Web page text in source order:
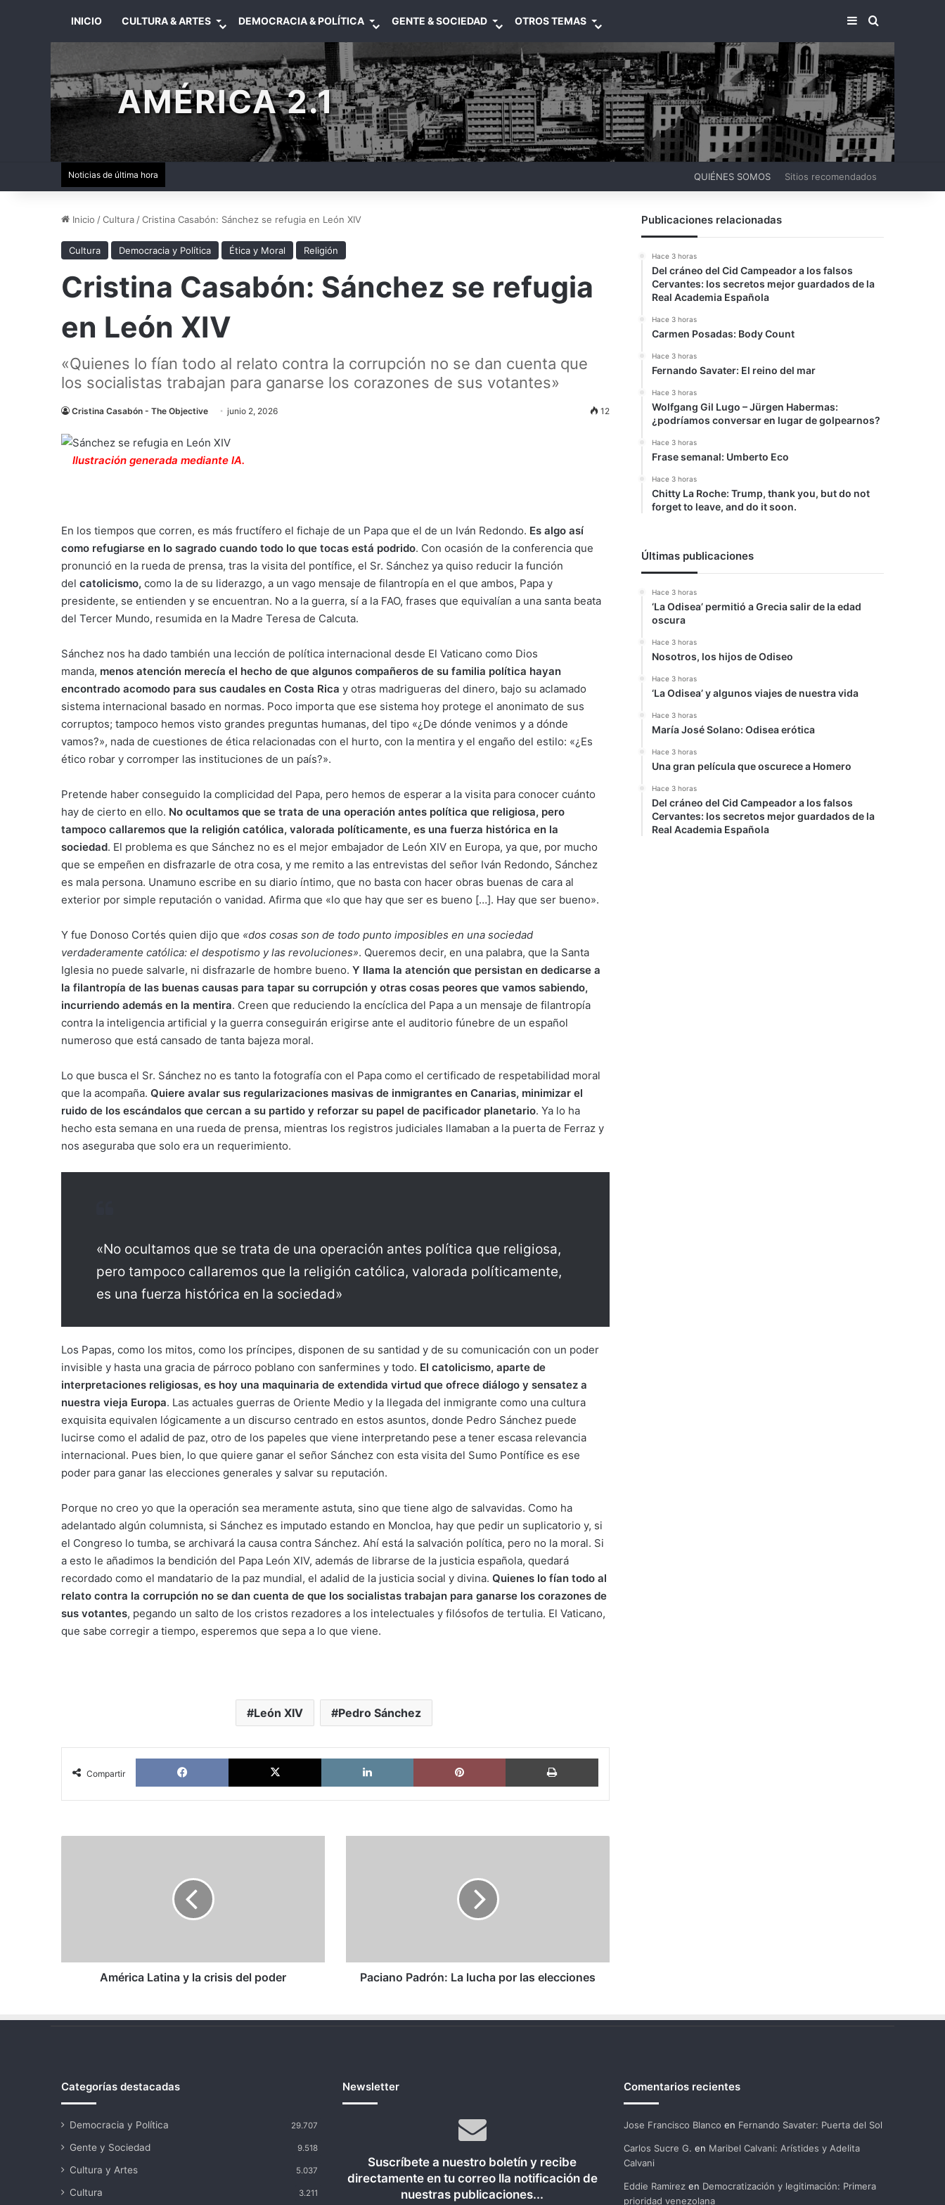
INICIO CULTURA & ARTES DEMOCRACIA & POLÍTICA GENTE & SOCIEDAD OTROS TEMAS BARRA LATERAL
BUSCAR
AMÉRICA 2.1
Noticias de última hora QUIÉNES SOMOS Sitios recomendados
Inicio /Cultura /Cristina Casabón: Sánchez se refugia en León XIV
Cultura Democracia y Política Ética y Moral Religión
Cristina Casabón: Sánchez se refugia
en León XIV
«Quienes lo fían todo al relato contra la corrupción no se dan cuenta que
los socialistas trabajan para ganarse los corazones de sus votantes»
Cristina Casabón - The Objective junio 2, 2026 12
Ilustración generada mediante IA.
En los tiempos que corren, es más fructífero el fichaje de un Papa que el de un Iván Redondo. Es algo así
como refugiarse en lo sagrado cuando todo lo que tocas está podrido. Con ocasión de la conferencia que
pronunció en la rueda de prensa, tras la visita del pontífice, el Sr. Sánchez ya quiso reducir la función
del catolicismo, como la de su liderazgo, a un vago mensaje de filantropía en el que ambos, Papa y
presidente, se entienden y se encuentran. No a la guerra, sí a la FAO, frases que equivalían a una santa beata
del Tercer Mundo, resumida en la Madre Teresa de Calcuta.
Sánchez nos ha dado también una lección de política internacional desde El Vaticano como Dios
manda, menos atención merecía el hecho de que algunos compañeros de su familia política hayan
encontrado acomodo para sus caudales en Costa Rica y otras madrigueras del dinero, bajo su aclamado
sistema internacional basado en normas. Poco importa que ese sistema hoy protege el anonimato de sus
corruptos; tampoco hemos visto grandes preguntas humanas, del tipo «¿De dónde venimos y a dónde
vamos?», nada de cuestiones de ética relacionadas con el hurto, con la mentira y el engaño del estilo: «¿Es
ético robar y corromper las instituciones de un país?».
Pretende haber conseguido la complicidad del Papa, pero hemos de esperar a la visita para conocer cuánto
hay de cierto en ello. No ocultamos que se trata de una operación antes política que religiosa, pero
tampoco callaremos que la religión católica, valorada políticamente, es una fuerza histórica en la
sociedad. El problema es que Sánchez no es el mejor embajador de León XIV en Europa, ya que, por mucho
que se empeñen en disfrazarle de otra cosa, y me remito a las entrevistas del señor Iván Redondo, Sánchez
es mala persona. Unamuno escribe en su diario íntimo, que no basta con hacer obras buenas de cara al
exterior por simple reputación o vanidad. Afirma que «lo que hay que ser es bueno […]. Hay que ser bueno».
Y fue Donoso Cortés quien dijo que «dos cosas son de todo punto imposibles en una sociedad
verdaderamente católica: el despotismo y las revoluciones». Queremos decir, en una palabra, que la Santa
Iglesia no puede salvarle, ni disfrazarle de hombre bueno. Y llama la atención que persistan en dedicarse a
la filantropía de las buenas causas para tapar su corrupción y otras cosas peores que vamos sabiendo,
incurriendo además en la mentira. Creen que reduciendo la encíclica del Papa a un mensaje de filantropía
contra la inteligencia artificial y la guerra conseguirán erigirse ante el auditorio fúnebre de un español
numeroso que está cansado de tanta bajeza moral.
Lo que busca el Sr. Sánchez no es tanto la fotografía con el Papa como el certificado de respetabilidad moral
que la acompaña. Quiere avalar sus regularizaciones masivas de inmigrantes en Canarias, minimizar el
ruido de los escándalos que cercan a su partido y reforzar su papel de pacificador planetario. Ya lo ha
hecho esta semana en una rueda de prensa, mientras los registros judiciales llamaban a la puerta de Ferraz y
nos aseguraba que solo era un requerimiento.
«No ocultamos que se trata de una operación antes política que religiosa,
pero tampoco callaremos que la religión católica, valorada políticamente,
es una fuerza histórica en la sociedad»
Los Papas, como los mitos, como los príncipes, disponen de su santidad y de su comunicación con un poder
invisible y hasta una gracia de párroco poblano con sanfermines y todo. El catolicismo, aparte de
interpretaciones religiosas, es hoy una maquinaria de extendida virtud que ofrece diálogo y sensatez a
nuestra vieja Europa. Las actuales guerras de Oriente Medio y la llegada del inmigrante como una cultura
exquisita equivalen lógicamente a un discurso centrado en estos asuntos, donde Pedro Sánchez puede
lucirse como el adalid de paz, otro de los papeles que viene interpretando pese a tener escasa relevancia
internacional. Pues bien, lo que quiere ganar el señor Sánchez con esta visita del Sumo Pontífice es ese
poder para ganar las elecciones generales y salvar su reputación.
Porque no creo yo que la operación sea meramente astuta, sino que tiene algo de salvavidas. Como ha
adelantado algún columnista, si Sánchez es imputado estando en Moncloa, hay que pedir un suplicatorio y, si
el Congreso lo tumba, se archivará la causa contra Sánchez. Ahí está la salvación política, pero no la moral. Si
a esto le añadimos la bendición del Papa León XIV, además de librarse de la justicia española, quedará
recordado como el mandatario de la paz mundial, el adalid de la justicia social y divina. Quienes lo fían todo al
relato contra la corrupción no se dan cuenta de que los socialistas trabajan para ganarse los corazones de
sus votantes, pegando un salto de los cristos rezadores a los intelectuales y filósofos de tertulia. El Vaticano,
que sabe corregir a tiempo, esperemos que sepa a lo que viene.
León XIV Pedro Sánchez
Compartir
Facebook X LinkedIn Pinterest Imprimir
América Latina y la crisis del poder Paciano Padrón: La lucha por las elecciones
Publicaciones relacionadas
Hace 3 horas
Del cráneo del Cid Campeador a los falsos
Cervantes: los secretos mejor guardados de la
Real Academia Española
Hace 3 horas
Carmen Posadas: Body Count
Hace 3 horas
Fernando Savater: El reino del mar
Hace 3 horas
Wolfgang Gil Lugo – Jürgen Habermas:
¿podríamos conversar en lugar de golpearnos?
Hace 3 horas
Frase semanal: Umberto Eco
Hace 3 horas
Chitty La Roche: Trump, thank you, but do not
forget to leave, and do it soon.
Últimas publicaciones
Hace 3 horas
‘La Odisea’ permitió a Grecia salir de la edad
oscura
Hace 3 horas
Nosotros, los hijos de Odiseo
Hace 3 horas
‘La Odisea’ y algunos viajes de nuestra vida
Hace 3 horas
María José Solano: Odisea erótica
Hace 3 horas
Una gran película que oscurece a Homero
Hace 3 horas
Del cráneo del Cid Campeador a los falsos
Cervantes: los secretos mejor guardados de la
Real Academia Española
Categorías destacadas
Democracia y Política 29.707
Gente y Sociedad 9.518
Cultura y Artes 5.037
Cultura 3.211
Newsletter
Suscríbete a nuestro boletín y recibe
directamente en tu correo lla notificación de
nuestras publicaciones...
Comentarios recientes
Jose Francisco Blanco en Fernando Savater: Puerta del Sol
Carlos Sucre G. en Maribel Calvani: Arístides y Adelita
Calvani
Eddie Ramirezen Democratización y legitimación: Primera
prioridad venezolana